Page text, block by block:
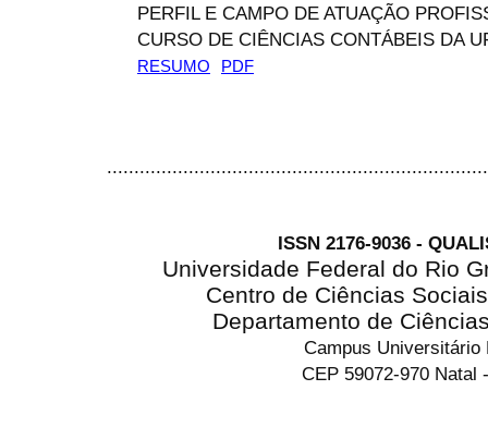
PERFIL E CAMPO DE ATUAÇÃO
CURSO DE CIÊNCIAS CONTÁBEIS DA
RESUMO PDF
ISSN 2176-9036 -
Universidade Federal do Rio
Centro de Ciências
Departamento de
Campus Universitário
CEP 59072-970 Natal